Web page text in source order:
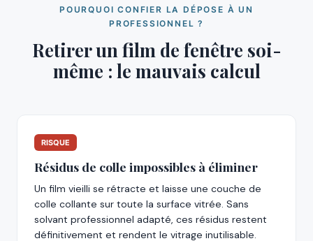
POURQUOI CONFIER LA DÉPOSE À UN
PROFESSIONNEL ?
Retirer un film de fenêtre soi-
même : le mauvais calcul
RISQUE
Résidus de colle impossibles à éliminer
Un film vieilli se rétracte et laisse une couche de
colle collante sur toute la surface vitrée. Sans
solvant professionnel adapté, ces résidus restent
définitivement et rendent le vitrage inutilisable.